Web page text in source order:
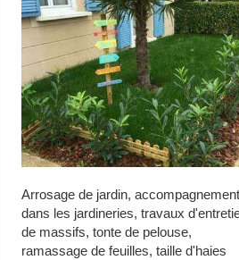
Arrosage de jardin, accompagnement
dans les jardineries, travaux
de massifs, tonte de pelouse,
ramassage de feuilles, taille d'haies